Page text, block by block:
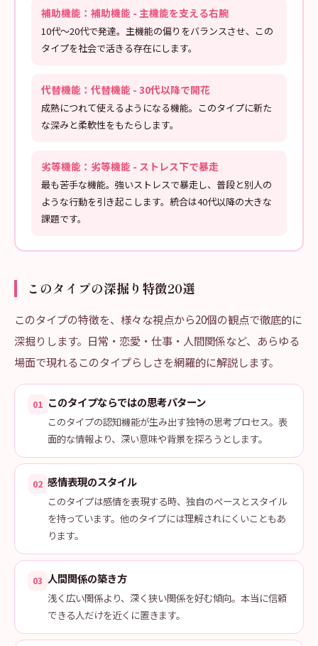
補助機能：補助機能 - 主機能を支える右腕
10代〜20代で発達。主機能の偏りをバランスさせ、この
タイプを社会で活きる存在にします。
代替機能：代替機能 - 30代以降で開花
成熟につれて使えるようになる機能。このタイプに新た
な深みと柔軟性をもたらします。
劣等機能：劣等機能 - ストレス下で暴走
最も苦手な機能。強いストレスで暴走し、普段と別人の
ような行動を引き起こします。統合は40代以降の大きな
課題です。
このタイプの深掘り特徴20選
このタイプの特徴を、様々な視点から20個の観点で徹底的に
深掘りします。日常・恋愛・仕事・人間関係など、あらゆる
場面で現れるこのタイプらしさを網羅的に解説します。
01 このタイプならではの思考パターン
このタイプの認知機能が生み出す独特の思考プロセス。表
面的な情報より、深い意味や背景を探ろうとします。
02 感情表現のスタイル
このタイプは感情を表現する時、独自のペースとスタイル
を持っています。他のタイプには理解されにくいこともあ
ります。
03 人間関係の築き方
浅く広い関係より、深く狭い関係を好む傾向。本当に信頼
できる人だけを近くに置きます。